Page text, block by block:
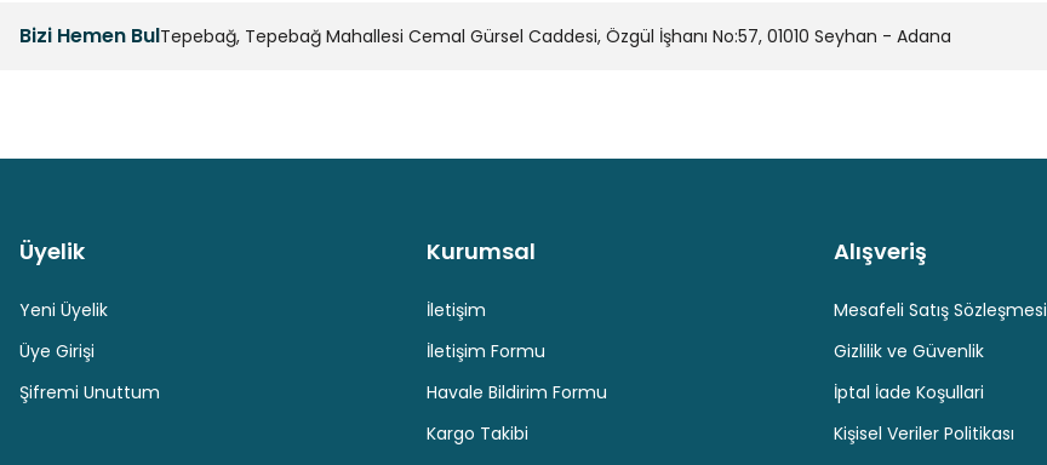
Bizi Hemen BulTepebağ, Tepebağ Mahallesi Cemal Gürsel Caddesi, Özgül İşhanı No:57, 01010 Seyhan - Adana
Güvenli Ödeme Hediyeli Ürün Seçenekleri
Üyelik
Yeni Üyelik
Üye Girişi
Şifremi Unuttum
Kurumsal
İletişim
İletişim Formu
Havale Bildirim Formu
Kargo Takibi
Alışveriş
Mesafeli Satış Sözleşmesi
Gizlilik ve Güvenlik
İptal İade Koşullari
Kişisel Veriler Politikası